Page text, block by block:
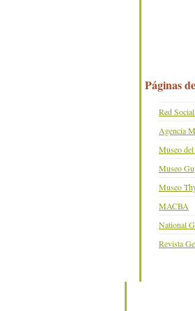
Páginas
Red
Agencia
Museo
Museo
Museo
MACBA
National
Revista